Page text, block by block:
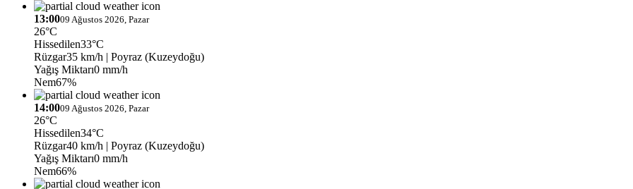
13:0009 Ağustos 2026, Pazar
26°C
Hissedilen33°C
Rüzgar35 km/h | Poyraz (Kuzeydoğu)
Yağış Miktarı0 mm/h
Nem67%
14:0009 Ağustos 2026, Pazar
26°C
Hissedilen34°C
Rüzgar40 km/h | Poyraz (Kuzeydoğu)
Yağış Miktarı0 mm/h
Nem66%